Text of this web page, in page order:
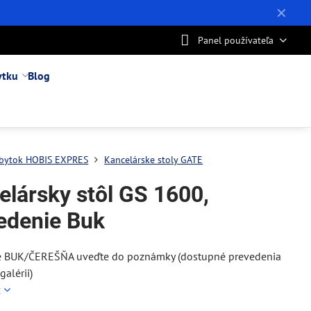
✕
Panel používateľa
Blog
HOBIS EXPRES Kancelárske stoly GATE
stôl GS 1600,
Buk
BUK/ČEREŠŇA uveďte do poznámky (dostupné prevedenia